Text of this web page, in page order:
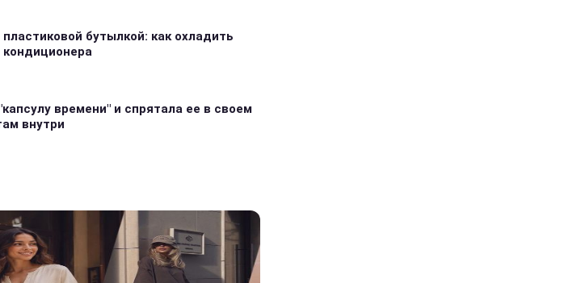
бутылкой: как охладить
кондиционера
времени" и спрятала ее в своем
внутри